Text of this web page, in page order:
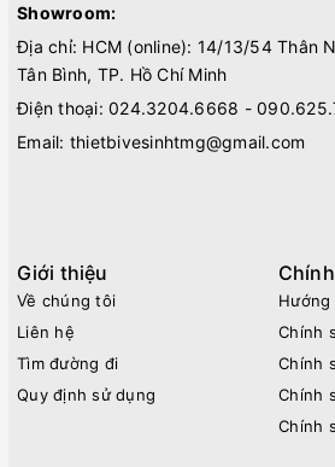
Showroom:
Địa chỉ: HCM (online): 14/13/54 Thân
Tân Bình, TP. Hồ Chí Minh
Điện thoại: 024.3204.6668 -
Email: thietbivesinhtmg@gmail.com
Giới thiệu
Về chúng tôi
Liên hệ
Tìm đường đi
Quy định sử dụng
Hướng
Chính
Chính
Chính
Chính